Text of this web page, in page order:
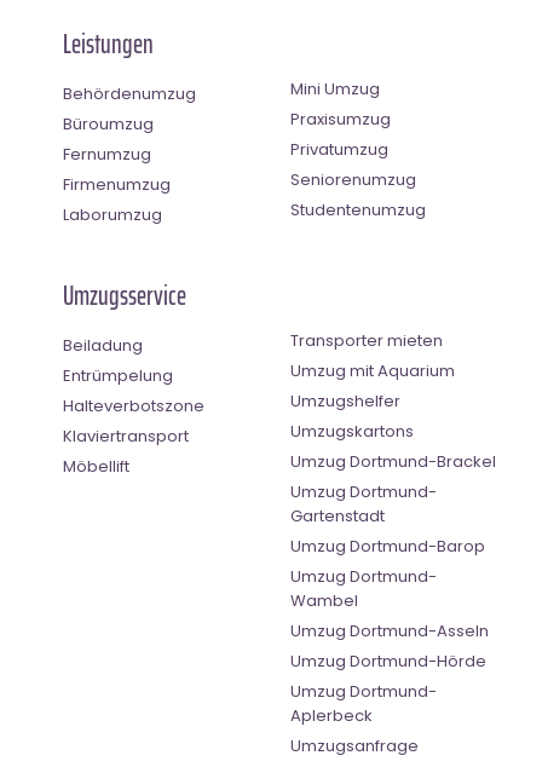
Leistungen
Behördenumzug
Büroumzug
Fernumzug
Firmenumzug
Laborumzug
Mini Umzug
Praxisumzug
Privatumzug
Seniorenumzug
Studentenumzug
Umzugsservice
Beiladung
Entrümpelung
Halteverbotszone
Klaviertransport
Möbellift
Transporter mieten
Umzug mit Aquarium
Umzugshelfer
Umzugskartons
Umzug Dortmund-Brackel
Umzug Dortmund-
Gartenstadt
Umzug Dortmund-Barop
Umzug Dortmund-
Wambel
Umzug Dortmund-Asseln
Umzug Dortmund-Hörde
Umzug Dortmund-
Aplerbeck
Umzugsanfrage